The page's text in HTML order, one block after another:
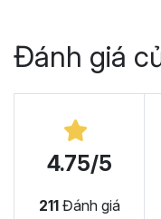
Lớp học kế toán tổng
giảng với thời lượng
những kiến thức
Hướng dẫn
việc kế toán
Các thành
ký chung
Đánh giá
4.75/5
211Đánh giá